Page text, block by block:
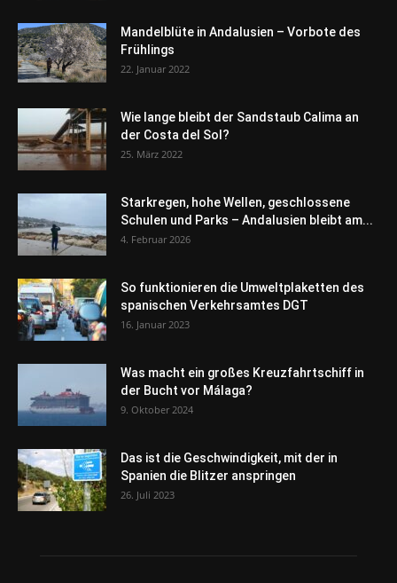
Mandelblüte in Andalusien – Vorbote des
Frühlings
22. Januar 2022
Wie lange bleibt der Sandstaub Calima an
der Costa del Sol?
25. März 2022
Starkregen, hohe Wellen, geschlossene
Schulen und Parks – Andalusien bleibt am...
4. Februar 2026
So funktionieren die Umweltplaketten des
spanischen Verkehrsamtes DGT
16. Januar 2023
Was macht ein großes Kreuzfahrtschiff in
der Bucht vor Málaga?
9. Oktober 2024
Das ist die Geschwindigkeit, mit der in
Spanien die Blitzer anspringen
26. Juli 2023